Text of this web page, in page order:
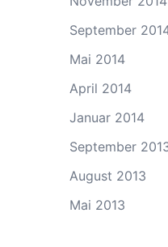
September
Mai 2014
April 2014
Januar 2014
September
August 2013
Mai 2013